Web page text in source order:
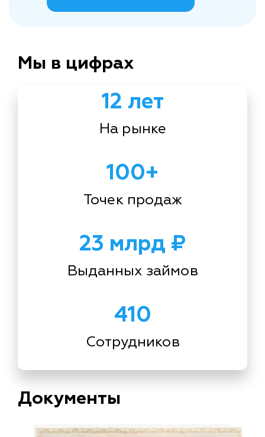
Мы в цифрах
12 лет
На рынке
100+
Точек продаж
23 млрд ₽
Выданных займов
410
Сотрудников
Документы